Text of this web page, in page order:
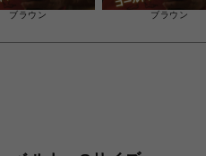
ブラウン ブラウン